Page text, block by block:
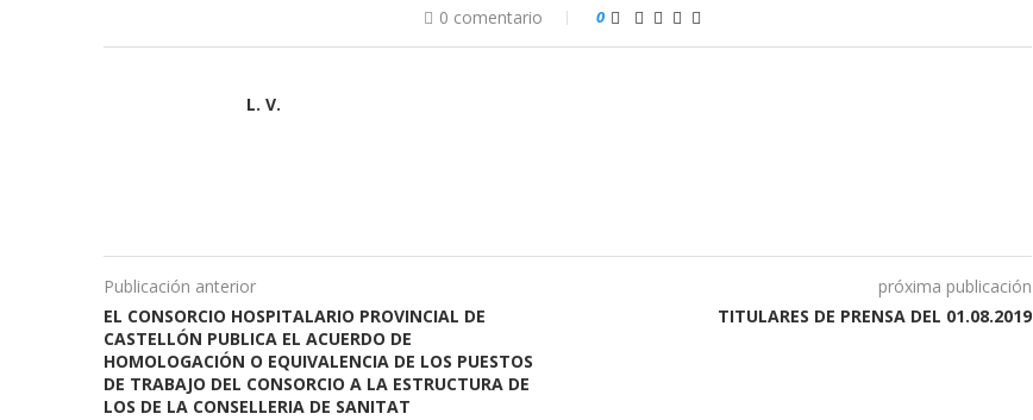
0 comentario 0
L. V.
Publicación anterior
EL CONSORCIO HOSPITALARIO PROVINCIAL DE
CASTELLÓN PUBLICA EL ACUERDO DE
HOMOLOGACIÓN O EQUIVALENCIA DE LOS PUESTOS
DE TRABAJO DEL CONSORCIO A LA ESTRUCTURA DE
LOS DE LA CONSELLERIA DE SANITAT
próxima publicación
TITULARES DE PRENSA DEL 01.08.2019